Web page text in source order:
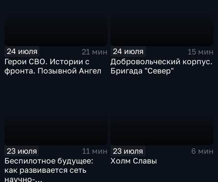
24 июля
21 мин
Герои СВО. Истории с
фронта. Позывной Ангел
24 июля
15 мин
Добровольческий корпус.
Бригада "Север"
23 июля
11 мин
Беспилотное будущее:
как развивается сеть
научно-
23 июля
6 мин
Холм Славы